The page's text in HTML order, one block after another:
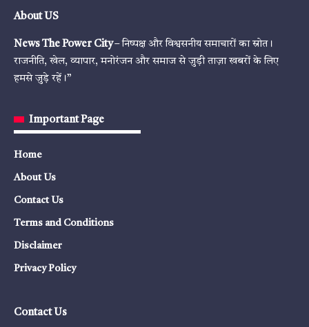
About US
News The Power City– निष्पक्ष और विश्वसनीय समाचारों का स्रोत।
राजनीति, खेल, व्यापार, मनोरंजन और समाज से जुड़ी ताज़ा खबरों के लिए
हमसे जुड़े रहें।”
Important Page
Home
About Us
Contact Us
Terms and Conditions
Disclaimer
Privacy Policy
Contact Us